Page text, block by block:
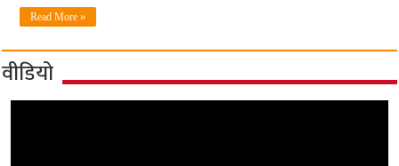
Read More »
वीडियो